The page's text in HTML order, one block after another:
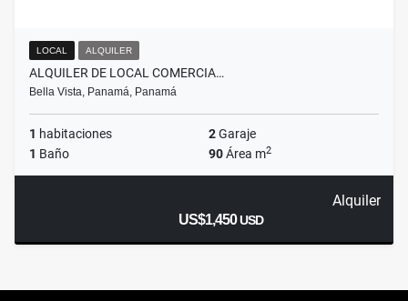
LOCAL ALQUILER
ALQUILER DE LOCAL COMERCIA…
Bella Vista, Panamá, Panamá
1 habitaciones 2Garaje
1 Baño 90Área m2
Alquiler
US$1,450USD